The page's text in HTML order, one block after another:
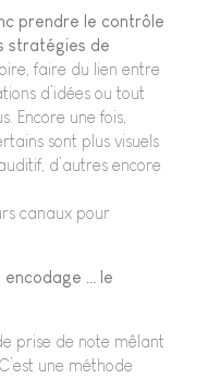
prendre le contrôle
stratégies de
faire du lien entre
d’idées ou tout
Encore une fois,
sont plus visuels
d’autres encore
canaux pour
encodage … le
prise de note mêlant
une méthode